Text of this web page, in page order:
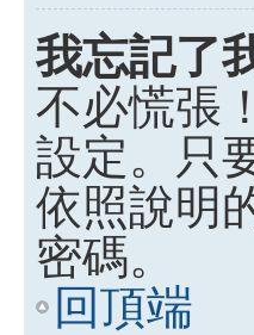
我忘記了
不必慌張
設定。只
依照說明
密碼。
回頂端